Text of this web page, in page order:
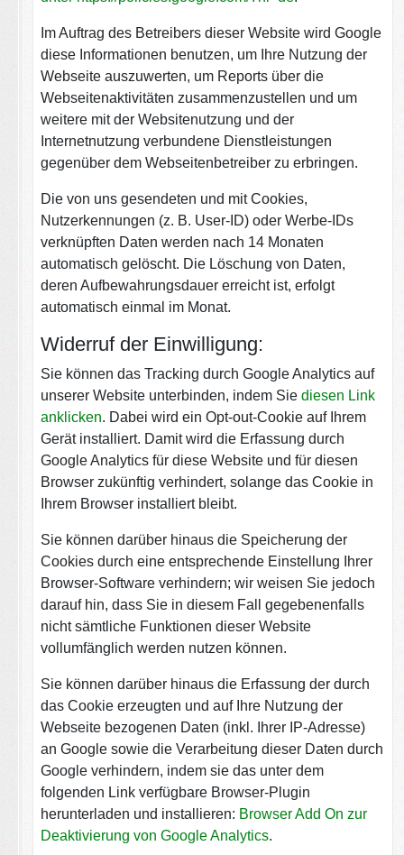
Im Auftrag des Betreibers dieser Website wird Google
diese Informationen benutzen, um Ihre Nutzung der
Webseite auszuwerten, um Reports über die
Webseitenaktivitäten zusammenzustellen und um
weitere mit der Websitenutzung und der
Internetnutzung verbundene Dienstleistungen
gegenüber dem Webseitenbetreiber zu erbringen.
Die von uns gesendeten und mit Cookies,
Nutzerkennungen (z. B. User-ID) oder Werbe-IDs
verknüpften Daten werden nach 14 Monaten
automatisch gelöscht. Die Löschung von Daten,
deren Aufbewahrungsdauer erreicht ist, erfolgt
automatisch einmal im Monat.
Widerruf der Einwilligung:
Sie können das Tracking durch Google Analytics auf
unserer Website unterbinden, indem Siediesen Link
anklicken. Dabei wird ein Opt-out-Cookie auf Ihrem
Gerät installiert. Damit wird die Erfassung durch
Google Analytics für diese Website und für diesen
Browser zukünftig verhindert, solange das Cookie in
Ihrem Browser installiert bleibt.
Sie können darüber hinaus die Speicherung der
Cookies durch eine entsprechende Einstellung Ihrer
Browser-Software verhindern; wir weisen Sie jedoch
darauf hin, dass Sie in diesem Fall gegebenenfalls
nicht sämtliche Funktionen dieser Website
vollumfänglich werden nutzen können.
Sie können darüber hinaus die Erfassung der durch
das Cookie erzeugten und auf Ihre Nutzung der
Webseite bezogenen Daten (inkl. Ihrer IP-Adresse)
an Google sowie die Verarbeitung dieser Daten durch
Google verhindern, indem sie das unter dem
folgenden Link verfügbare Browser-Plugin
herunterladen und installieren: Browser Add On zur
Deaktivierung von Google Analytics.